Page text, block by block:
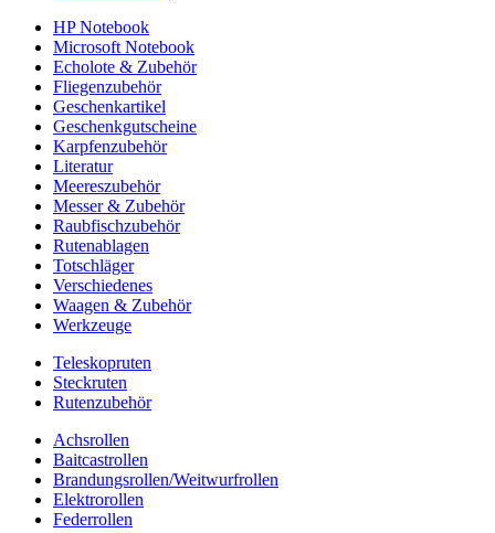
HP Notebook
Microsoft Notebook
Echolote & Zubehör
Fliegenzubehör
Geschenkartikel
Geschenkgutscheine
Karpfenzubehör
Literatur
Meereszubehör
Messer & Zubehör
Raubfischzubehör
Rutenablagen
Totschläger
Verschiedenes
Waagen & Zubehör
Werkzeuge
Teleskopruten
Steckruten
Rutenzubehör
Achsrollen
Baitcastrollen
Brandungsrollen/Weitwurfrollen
Elektrorollen
Federrollen